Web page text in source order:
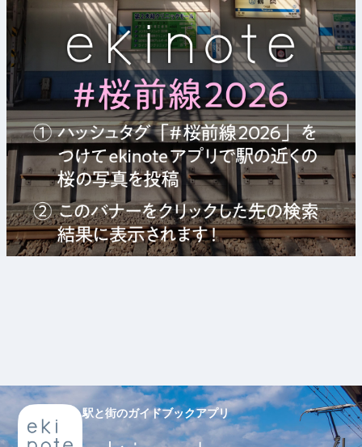
駅と街のガイドブックアプリ